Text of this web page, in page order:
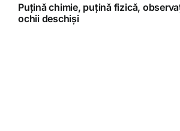
Puțină chimie, puțină fizică,
ochii deschiși